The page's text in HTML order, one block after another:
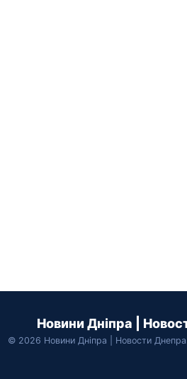
Новини Дніпра |
© 2026 Новини Дніпра | Новости